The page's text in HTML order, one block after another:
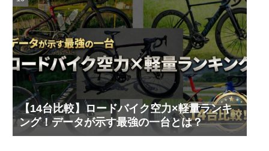
【14台比較】ロードバイク空力×軽量ランキ
ング！データが示す最強の一台とは？